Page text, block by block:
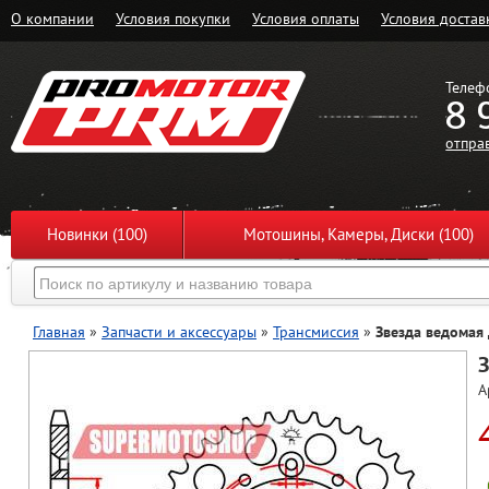
О компании Условия покупки Условия оплаты Условия
8
Новинки (100) Мотошины, Камеры, Диски (100)
Главная » Запчасти и аксессуары » Трансмиссия » Звезда